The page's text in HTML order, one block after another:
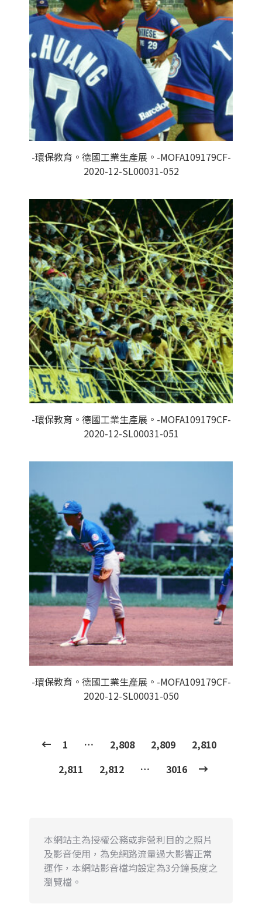
-環保教育。德國工業生產展。-MOFA109179CF-
2020-12-SL00031-052
-環保教育。德國工業生產展。-MOFA109179CF-
2020-12-SL00031-051
-環保教育。德國工業生產展。-MOFA109179CF-
2020-12-SL00031-050
1 … 2,808 2,809
2,810
2,811
2,812 … 3016
本網站主為授權公務或非營利目的之照片
及影音使用，為免網路流量過大影響正常
運作，本網站影音檔均設定為3分鐘長度之
瀏覽檔。